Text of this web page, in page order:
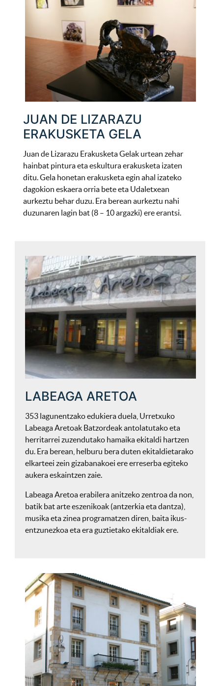
JUAN DE LIZARAZU
ERAKUSKETA GELA
Juan de Lizarazu Erakusketa Gelak urtean zehar
hainbat pintura eta eskultura erakusketa izaten
ditu. Gela honetan erakusketa egin ahal izateko
dagokion eskaera orria bete eta Udaletxean
aurkeztu behar duzu. Era berean aurkeztu nahi
duzunaren lagin bat (8 – 10 argazki) ere erantsi.
LABEAGA ARETOA
353 lagunentzako edukiera duela, Urretxuko
Labeaga Aretoak Batzordeak antolatutako eta
herritarrei zuzendutako hamaika ekitaldi hartzen
du. Era berean, helburu bera duten ekitaldietarako
elkarteei zein gizabanakoei ere erreserba egiteko
aukera eskaintzen zaie.
Labeaga Aretoa erabilera anitzeko zentroa da non,
batik bat arte eszenikoak (antzerkia eta dantza),
musika eta zinea programatzen diren, baita ikus-
entzunezkoa eta era guztietako ekitaldiak ere.